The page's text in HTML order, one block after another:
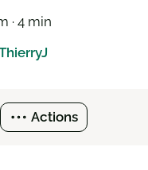
· 4 min
(open Actions